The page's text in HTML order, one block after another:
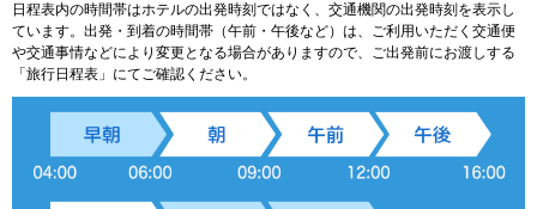
日程表内の時間帯はホテルの出発時刻ではなく、交通機関の出発時刻を表示し
ています。出発・到着の時間帯（午前・午後など）は、ご利用いただく交通便
や交通事情などにより変更となる場合がありますので、ご出発前にお渡しする
「旅行日程表」にてご確認ください。